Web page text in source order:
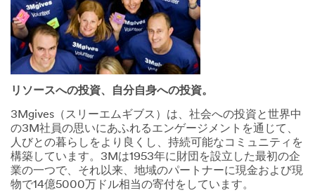
リソースへの投資、自分自身への投資。
3Mgives（スリーエムギブス）は、社会への投資と世界中
の3M社員の思いにあふれるエンゲージメントを通じて、
人びとの暮らしをより良くし、持続可能なコミュニティを
構築しています。3Mは1953年に財団を設立した最初の企
業の一つで、それ以来、地域のパートナーに現金および現
物で14億5000万ドル相当の寄付をしています。